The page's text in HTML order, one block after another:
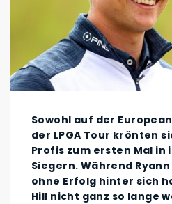
Sowohl auf der
der LPGA Tour krönten
Profis zum ersten Mal in
Siegern. Während
ohne Erfolg hinter sich
Hill nicht ganz so lange